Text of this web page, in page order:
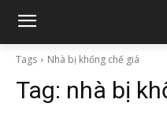
Tags Nhà bị khống chế giá
Tag: nhà bị